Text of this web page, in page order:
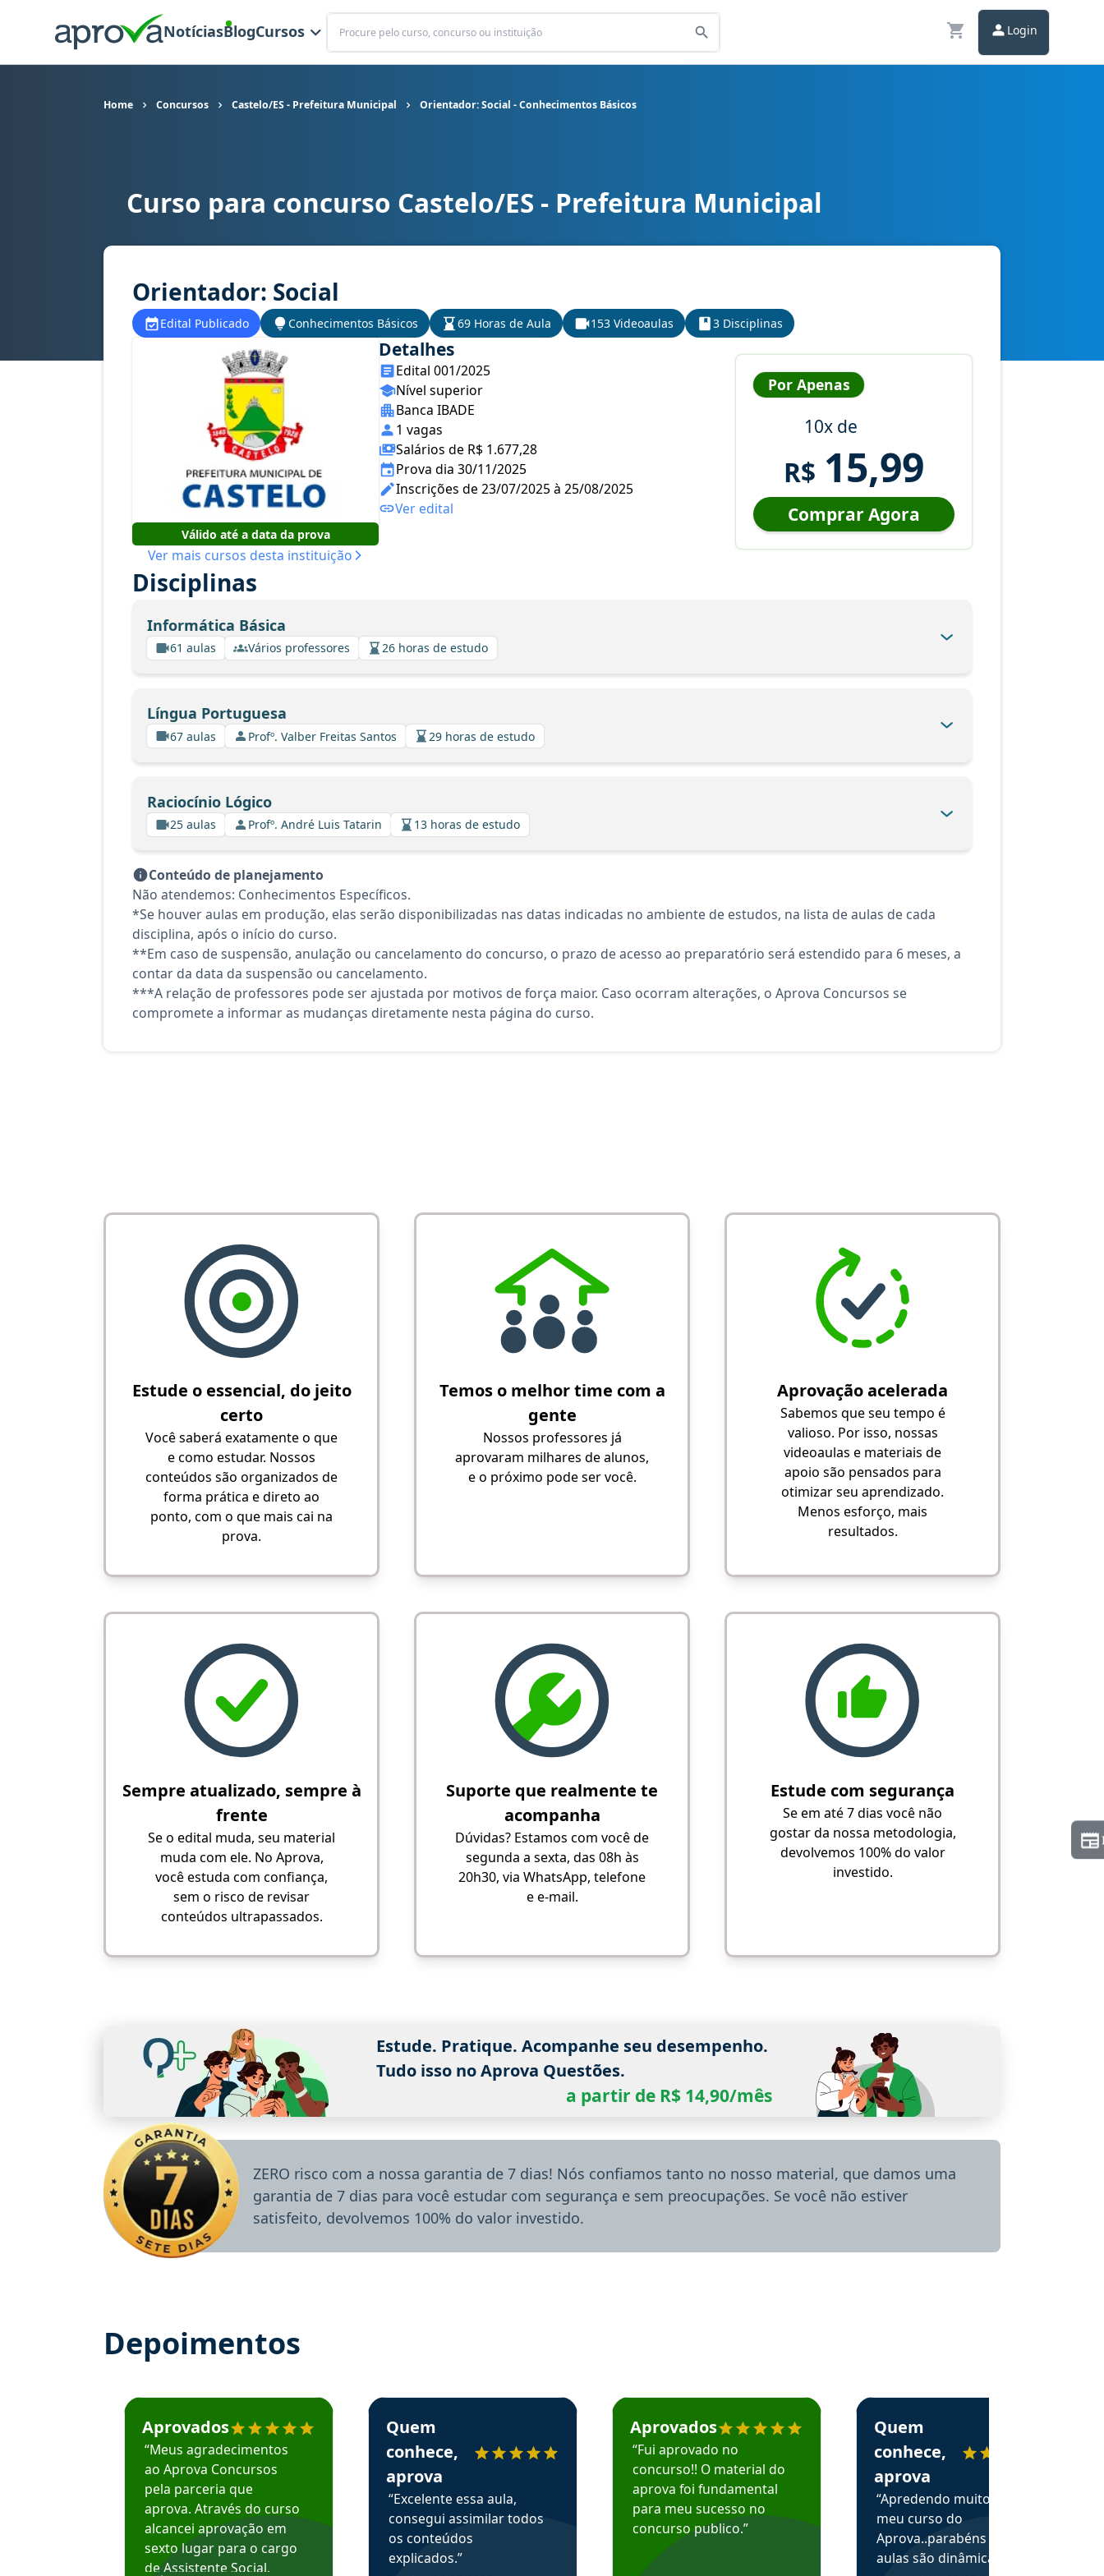
NotíciasBlogCursos
Buscar
Login
Home Concursos Castelo/ES - Prefeitura Municipal Orientador: Social - Conhecimentos Básicos
Curso para concurso Castelo/ES - Prefeitura Municipal cargo Orientador: Social - Conhecimentos Básicos
Curso para concurso Castelo/ES - Prefeitura Municipal
Orientador: Social
Edital Publicado Conhecimentos Básicos 69 Horas de Aula 153 Videoaulas 3 Disciplinas
Válido até a data da prova
Ver mais cursos desta instituição
Detalhes
Edital 001/2025
Nível superior
Banca IBADE
1 vagas
Salários de R$ 1.677,28
Prova dia 30/11/2025
Inscrições de 23/07/2025 à 25/08/2025
Ver edital
Por Apenas
10x de
R$ 15,99
Comprar Agora
Disciplinas
Informática Básica
61 aulas Vários professores 26 horas de estudo
Língua Portuguesa
67 aulas Profº. Valber Freitas Santos 29 horas de estudo
Raciocínio Lógico
25 aulas Profº. André Luis Tatarin 13 horas de estudo
Conteúdo de planejamento
Não atendemos: Conhecimentos Específicos.
*Se houver aulas em produção, elas serão disponibilizadas nas datas indicadas no ambiente de estudos, na lista de aulas de cada
disciplina, após o início do curso.
**Em caso de suspensão, anulação ou cancelamento do concurso, o prazo de acesso ao preparatório será estendido para 6 meses, a
contar da data da suspensão ou cancelamento.
***A relação de professores pode ser ajustada por motivos de força maior. Caso ocorram alterações, o Aprova Concursos se
compromete a informar as mudanças diretamente nesta página do curso.
Estude o essencial, do jeito
certo
Você saberá exatamente o que
e como estudar. Nossos
conteúdos são organizados de
forma prática e direto ao
ponto, com o que mais cai na
prova.
Temos o melhor time com a
gente
Nossos professores já
aprovaram milhares de alunos,
e o próximo pode ser você.
Aprovação acelerada
Sabemos que seu tempo é
valioso. Por isso, nossas
videoaulas e materiais de
apoio são pensados para
otimizar seu aprendizado.
Menos esforço, mais
resultados.
Sempre atualizado, sempre à
frente
Se o edital muda, seu material
muda com ele. No Aprova,
você estuda com confiança,
sem o risco de revisar
conteúdos ultrapassados.
Suporte que realmente te
acompanha
Dúvidas? Estamos com você de
segunda a sexta, das 08h às
20h30, via WhatsApp, telefone
e e-mail.
Estude com segurança
Se em até 7 dias você não
gostar da nossa metodologia,
devolvemos 100% do valor
investido.
Estude. Pratique. Acompanhe seu desempenho.
Tudo isso no Aprova Questões.
a partir de R$ 14,90/mês
ZERO risco com a nossa garantia de 7 dias! Nós confiamos tanto no nosso material, que damos uma
garantia de 7 dias para você estudar com segurança e sem preocupações. Se você não estiver
satisfeito, devolvemos 100% do valor investido.
Depoimentos
Estudante José recomenda o Aprova Concursos em depoimento
Aprovados
“Meus agradecimentos
ao Aprova Concursos
pela parceria que
aprova. Através do curso
alcancei aprovação em
sexto lugar para o cargo
de Assistente Social.
Estudante Sergio recomenda o Aprova Concursos em depoimento
Quem
conhece,
aprova
“Excelente essa aula,
consegui assimilar todos
os conteúdos
explicados.”
Estudante Mário recomenda o Aprova Concursos em depoimento
Aprovados
“Fui aprovado no
concurso!! O material do
aprova foi fundamental
para meu sucesso no
concurso publico.”
Estudante Alessandra recomenda o Aprova
Quem
conhece,
aprova
“Apredendo muito no
meu curso do
Aprova..parabéns pelas
aulas são dinâmicas e